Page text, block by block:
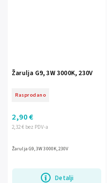
Žarulja G9, 3W 3000K, 230V
Rasprodano
2,32 € bez PDV-a
2,90 €
Detalji
Žarulja G9, 3W 3000K, 230V